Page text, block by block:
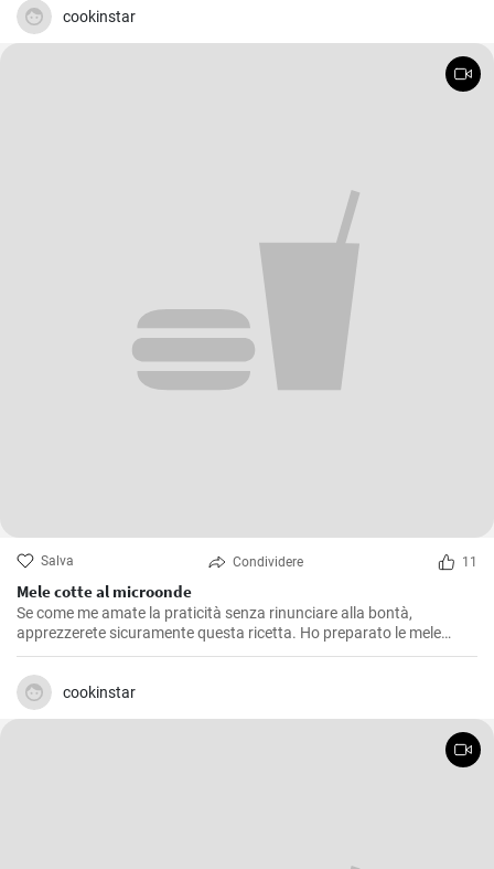
cookinstar
Salva Condividere 11
Mele cotte al microonde
Se come me amate la praticità senza rinunciare alla bontà,
apprezzerete sicuramente questa ricetta. Ho preparato le mele
cotte al microonde più volte, soprattutto nelle mattine d'inverno
quando il freddo si fa sentire e ho bisogno di una colazione calda e
nutriente. Questa ricetta risulta anche un'ottima soluzione per chi
vuole concedersi un dessert dolce ed equilibrato senza appesantirsi.
E' una ricetta semplice e veloce, perfetta quando si ha poco tempo
cookinstar